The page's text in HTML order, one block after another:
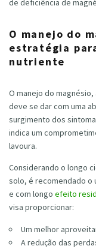
de deficiência de
O manejo do
estratégia
nutriente
O manejo do
deve se dar com uma
surgimento dos
indica um
lavoura.
Considerando o longo
solo, é recomendado o
e com longo efeito
visa proporcionar:
Um melhor
A redução das